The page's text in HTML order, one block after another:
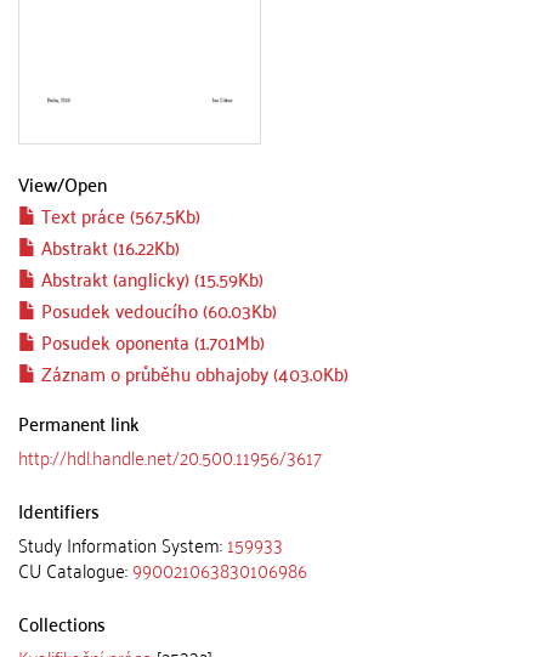
View/Open
Text práce (567.5Kb)
Abstrakt (16.22Kb)
Abstrakt (anglicky) (15.59Kb)
Posudek vedoucího (60.03Kb)
Posudek oponenta (1.701Mb)
Záznam o průběhu obhajoby (403.0Kb)
Permanent link
http://hdl.handle.net/20.500.11956/3617
Identifiers
Study Information System:159933
CU Catalogue:990021063830106986
Collections